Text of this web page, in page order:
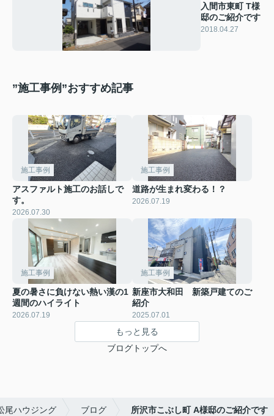
入間市東町 T様
邸のご紹介です
2018.04.27
”施工事例”おすすめ記事
施工事例
アスファルト施工のお話しで
す。
2026.07.30
施工事例
道路が生まれ変わる！？
2026.07.19
施工事例
夏の暑さに負けない熱い漢の1
週間のハイライト
2026.07.19
施工事例
新座市大和田 新築戸建てのご
紹介
2025.07.01
もっと見る
ブログトップへ
尾ハウジング ブログ 所沢市こぶし町 A様邸のご紹介です